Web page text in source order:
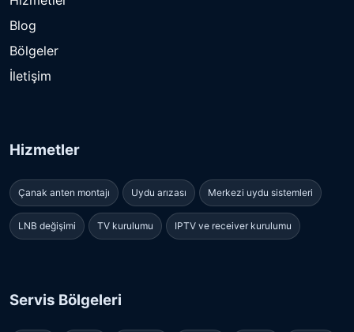
Blog
Bölgeler
İletişim
Hizmetler
Çanak anten montajı Uydu arızası Merkezi uydu sistemleri
LNB değişimi TV kurulumu IPTV ve receiver kurulumu
Servis Bölgeleri